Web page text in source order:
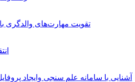
تقویت مهارت‌های والدگری
آشنایی با سامانه علم سنجی وایجاد